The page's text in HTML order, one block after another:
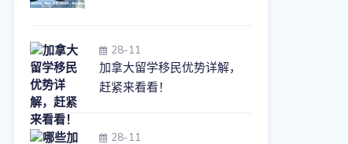
28-11
加拿大留学移民优势详解，
赶紧来看看！
28-11